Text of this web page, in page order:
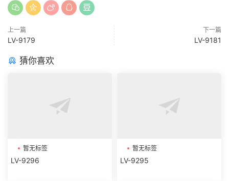
上一篇
LV-9179
下一篇
LV-9181
猜你喜欢
暂无标签
LV-9296
暂无标签
LV-9295